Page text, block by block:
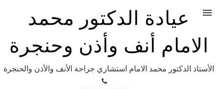
عيادة الدكتور محمد
الامام أنف وأذن وحنجرة
الأستاذ الدكتور محمد الامام استشاري جراحة الأنف والأذن والحنجرة